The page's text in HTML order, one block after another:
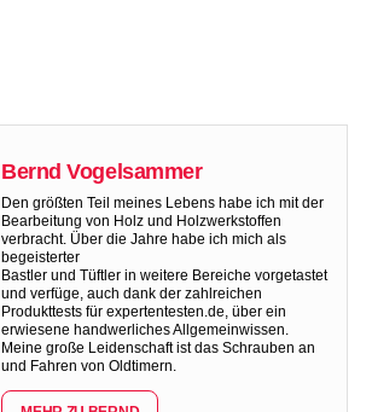
Bernd Vogelsammer
Den größten Teil meines Lebens habe ich mit der
Bearbeitung von Holz und Holzwerkstoffen
verbracht. Über die Jahre habe ich mich als
begeisterter
Bastler und Tüftler in weitere Bereiche vorgetastet
und verfüge, auch dank der zahlreichen
Produkttests für expertentesten.de, über ein
erwiesene handwerliches Allgemeinwissen.
Meine große Leidenschaft ist das Schrauben an
und Fahren von Oldtimern.